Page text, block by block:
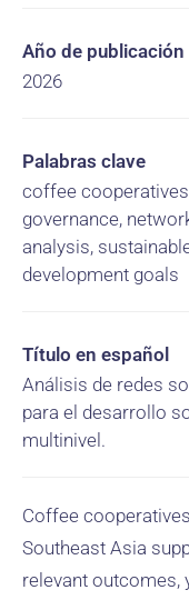
Año de publicación
2026
Palabras clave
coffee
governance,
analysis,
development goals
Título en español
Análisis de redes
para el desarrollo
multinivel.
Coffee
Southeast Asia
relevant outcomes,